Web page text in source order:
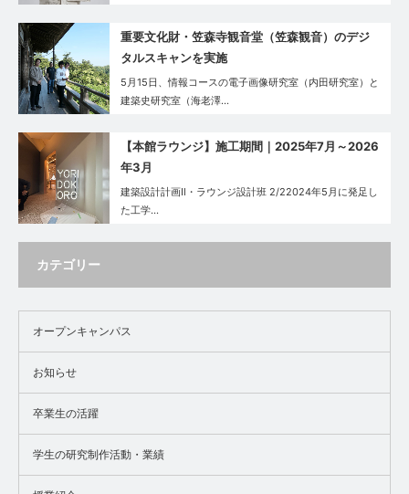
重要文化財・笠森寺観音堂（笠森観音）のデジ
タルスキャンを実施
5月15日、情報コースの電子画像研究室（内田研究室）と
建築史研究室（海老澤…
【本館ラウンジ】施工期間｜2025年7月～2026
年3月
建築設計計画Ⅱ・ラウンジ設計班 2/22024年5月に発足し
た工学…
カテゴリー
オープンキャンパス
お知らせ
卒業生の活躍
学生の研究制作活動・業績